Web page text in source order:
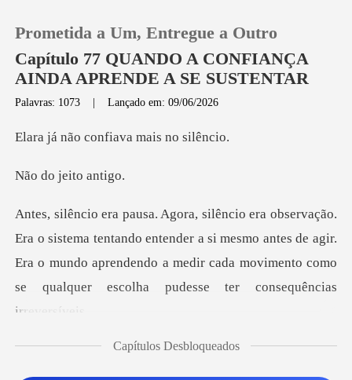
Histórico
Prometida a Um, Entregue a Outro
Capítulo 77 QUANDO A CONFIANÇA
AINDA APRENDE A SE SUSTENTAR
Palavras: 1073 |Lançado em: 09/06/2026
confiava mais
jeito
tando entender a si mesmo antes de agir.
Era o mundo aprendendo a medir cada
ava ficandCapítulos Desbloqueados